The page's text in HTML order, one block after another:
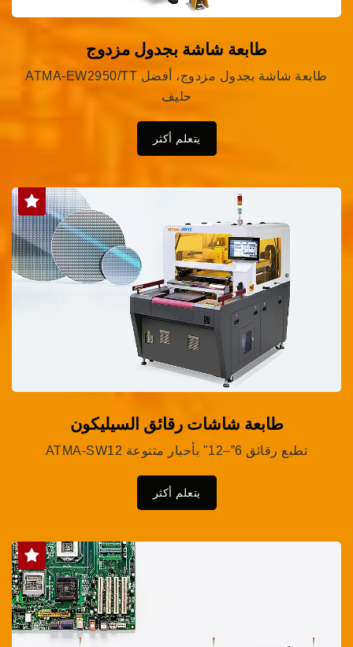
طابعة شاشة بجدول مزدوج
ATMA-EW2950/TT طابعة شاشة بجدول مزدوج، أفضل
حليف
يتعلم أكثر
طابعة شاشات رقائق السيليكون
ATMA-SW12 تطبع رقائق 6”–12" بأحبار متنوعة
يتعلم أكثر